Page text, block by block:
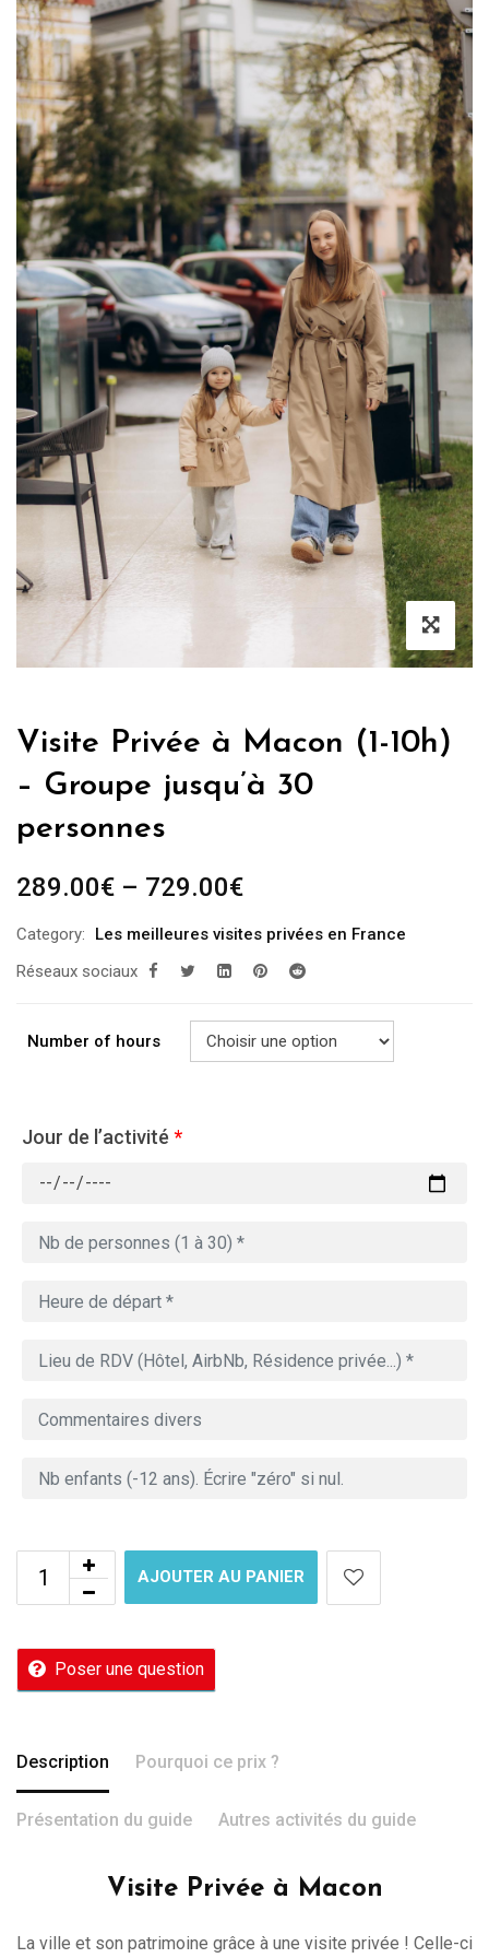
Visite Privée à Macon (1-10h)
– Groupe jusqu’à 30
personnes
289.00€ – 729.00€
Category:
Les meilleures visites privées en France
Réseaux sociaux
Number of hours
Jour de l’activité *
AJOUTER AU PANIER
Poser une question
Description Pourquoi ce prix ?
Présentation du guide Autres activités du guide
Visite Privée à Macon
La ville et son patrimoine grâce à une visite privée ! Celle-ci